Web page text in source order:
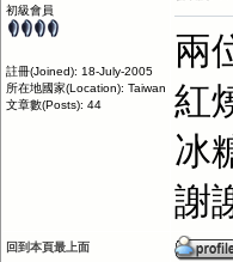
初級會員
註冊(Joined): 18-July-2005
所在地國家(Location): Taiwan
文章數(Posts): 44
兩
紅
冰
謝
回到本頁最上面